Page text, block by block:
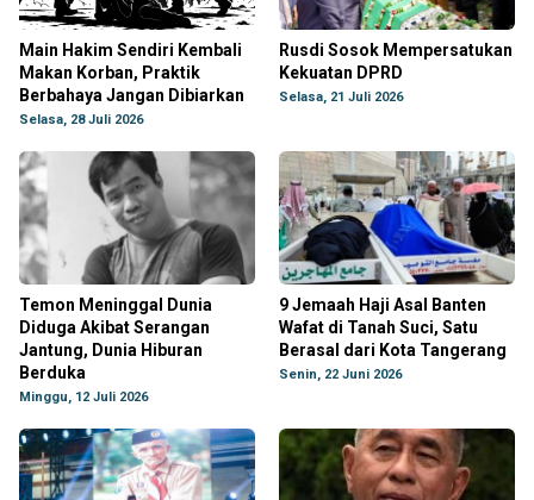
Main Hakim Sendiri Kembali
Makan Korban, Praktik
Berbahaya Jangan Dibiarkan
Selasa, 28 Juli 2026
Rusdi Sosok Mempersatukan
Kekuatan DPRD
Selasa, 21 Juli 2026
Temon Meninggal Dunia
Diduga Akibat Serangan
Jantung, Dunia Hiburan
Berduka
Minggu, 12 Juli 2026
9 Jemaah Haji Asal Banten
Wafat di Tanah Suci, Satu
Berasal dari Kota Tangerang
Senin, 22 Juni 2026